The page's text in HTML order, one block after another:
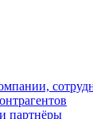
партнёры